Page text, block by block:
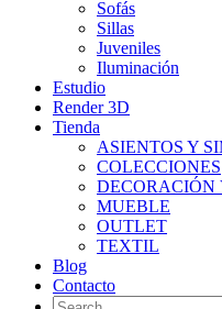
Sofás
Sillas
Juveniles
Iluminación
Estudio
Render 3D
Tienda
ASIENTOS Y
COLECCIONES
DECORACIÓN
MUEBLE
OUTLET
TEXTIL
Blog
Contacto